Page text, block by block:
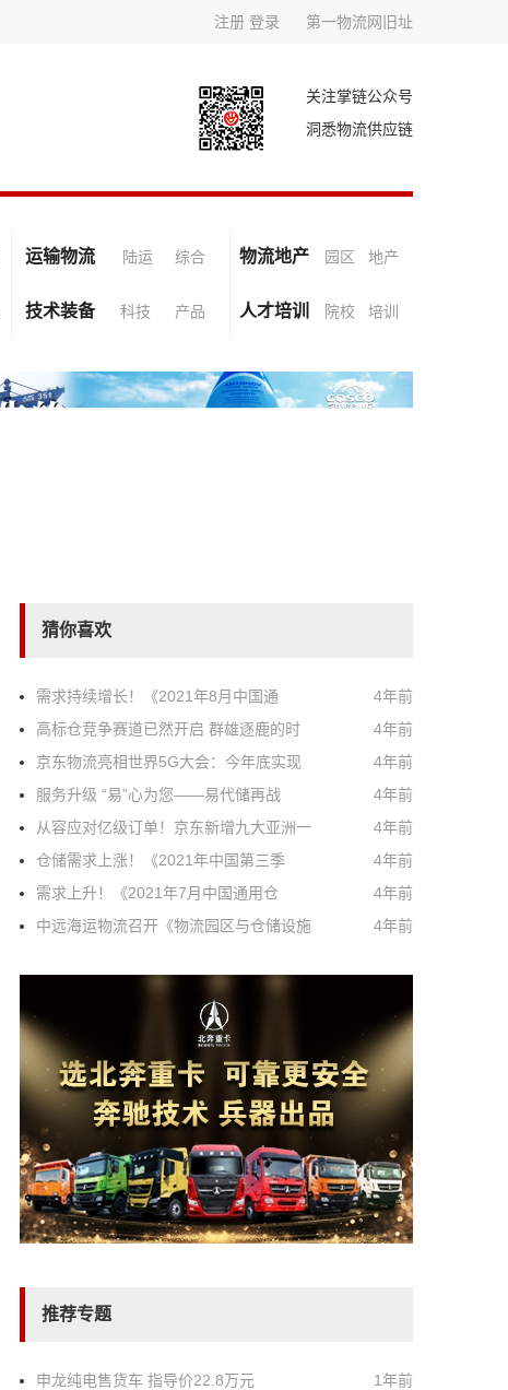
注册 登录 第一物流网旧址
关注掌链公众号
洞悉物流供应链
运输物流 陆运 综合 物流地产 园区 地产
技术装备 科技 产品 人才培训 院校 培训
猜你喜欢
需求持续增长！《2021年8月中国通
4年前
高标仓竞争赛道已然开启 群雄逐鹿的时
4年前
京东物流亮相世界5G大会：今年底实现
4年前
服务升级 “易”心为您——易代储再战
4年前
从容应对亿级订单！京东新增九大亚洲一
4年前
仓储需求上涨！《2021年中国第三季
4年前
需求上升！《2021年7月中国通用仓
4年前
中远海运物流召开《物流园区与仓储设施
4年前
推荐专题
申龙纯电售货车 指导价22.8万元
1年前